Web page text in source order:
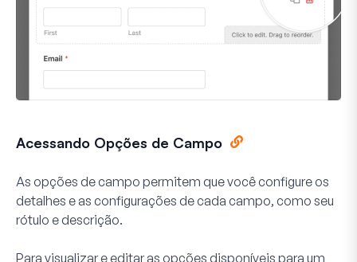
Acessando Opções de Campo
As opções de campo permitem que você configure os
detalhes e as configurações de cada campo, como seu
rótulo e descrição.
Para visualizar e editar as opções disponíveis para um